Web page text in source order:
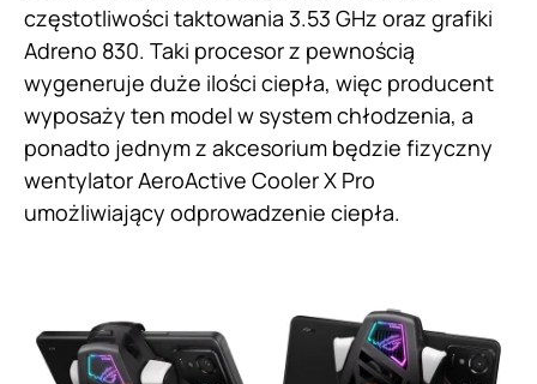
częstotliwości taktowania 3.53 GHz oraz grafiki
Adreno 830. Taki procesor z pewnością
wygeneruje duże ilości ciepła, więc producent
wyposaży ten model w system chłodzenia, a
ponadto jednym z akcesorium będzie fizyczny
wentylator AeroActive Cooler X Pro
umożliwiający odprowadzenie ciepła.